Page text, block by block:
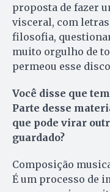
proposta de fazer
visceral, com
filosofia,
muito orgulho de
permeou esse
Você disse que
Parte desse
que pode virar
guardado?
Composição
É um processo de